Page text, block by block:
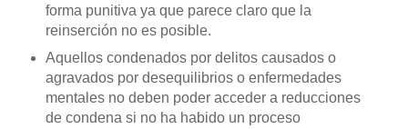
forma punitiva ya que parece claro que la
reinserción no es posible.
Aquellos condenados por delitos causados o
agravados por desequilibrios o enfermedades
mentales no deben poder acceder a reducciones
de condena si no ha habido un proceso